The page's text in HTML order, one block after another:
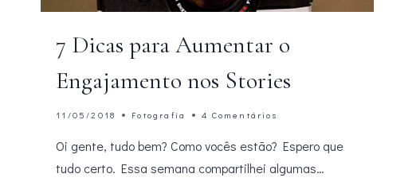
7 Dicas para Aumentar o
Engajamento nos Stories
11/05/2018 Fotografia 4 Comentários
Oi gente, tudo bem? Como vocês estão? Espero que
tudo certo. Essa semana compartilhei algumas…